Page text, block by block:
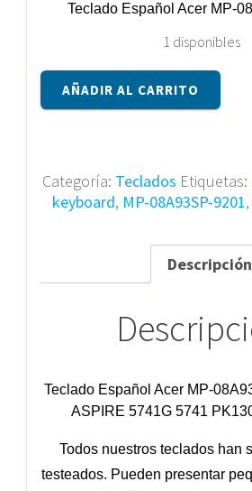
Teclado Español Acer MP-
1 disponibles
Teclado
Español
9201
cantidad
AÑADIR AL CARRITO
Categoría: Teclados Etiquetas:
keyboard, MP-08A93SP-9201,
Descripción
Teclado Español Acer MP-
ASPIRE 5741G 5741
Todos nuestros teclados han
testeados. Pueden presentar